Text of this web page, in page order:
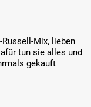
Russell-Mix, lieben
tun sie alles und
gekauft